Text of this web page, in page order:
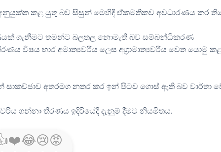
කළ යුතු බව සිසුන් මෙහිදී ඒකමතිකව අවධාරණය කර
ගැනීමට තමන්ට බලතල නොමැති බව සම්බන්ධීකරණ
විෂය භාර අමාත්‍යවරිය ලෙස අග්‍රාමාත්‍යවරිය වෙත යොමු
සාකච්ඡාව අතරමග නතර කර ඉන් පිටව ගොස් ඇති බව වාර්තා
ගන්නා තීරණය ඉදිරියේදී දැනුම් දීමට නියමිතය.
❤️😂😢😡